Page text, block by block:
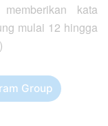
kata
mulai 12 hingga
Group